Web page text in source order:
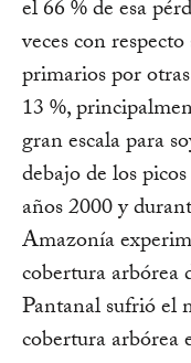
el 66 % de esa
veces con
primarios por
13 %,
gran escala para
debajo de los
años 2000 y
Amazonía
cobertura arbórea
Pantanal sufrió el
cobertura arbórea